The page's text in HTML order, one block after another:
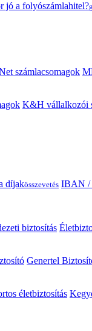
jó a folyószámlahitel?
számlacsomagok
K&H vállalkozói
díjakösszevetés IBAN /
biztosítás
Genertel
életbiztosítás